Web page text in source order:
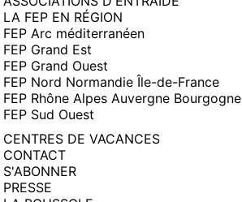
LA FEP EN RÉGION
FEP Arc méditerranéen
FEP Grand Est
FEP Grand Ouest
FEP Nord Normandie Île-de-France
FEP Rhône Alpes Auvergne Bourgogne
FEP Sud Ouest
CENTRES DE VACANCES
CONTACT
S'ABONNER
PRESSE